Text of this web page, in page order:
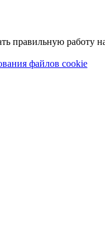
правильную работу
файлов cookie